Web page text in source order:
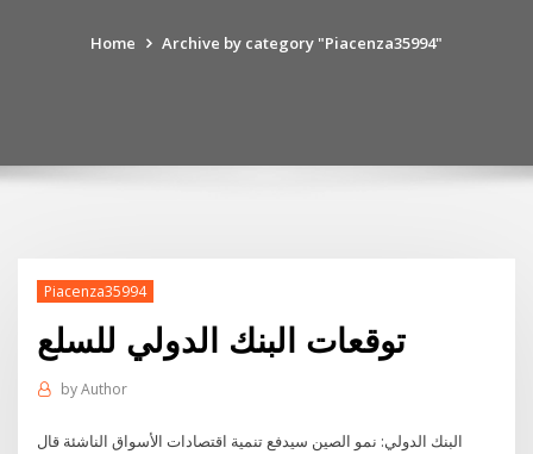
Home Archive by category "Piacenza35994"
Piacenza35994
توقعات البنك الدولي للسلع
byAuthor
البنك الدولي: نمو الصين سيدفع تنمية اقتصادات الأسواق الناشئة قال